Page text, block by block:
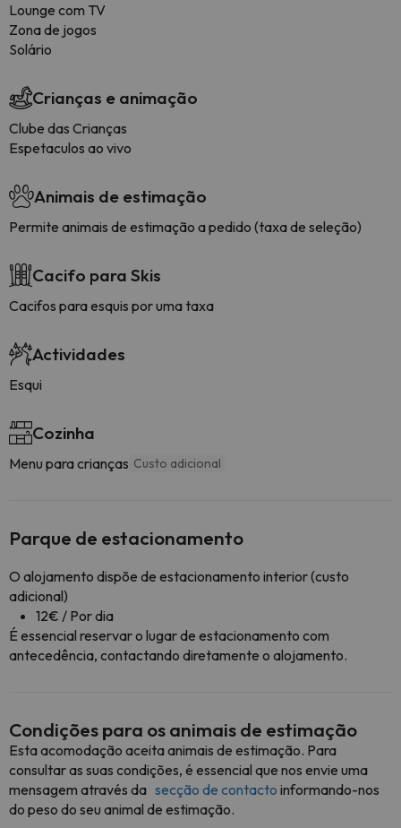
Lounge com TV
Zona de jogos
Solário
Crianças e animação
Clube das Crianças
Espetaculos ao vivo
Animais de estimação
Permite animais de estimação a pedido (taxa de seleção)
Cacifo para Skis
Cacifos para esquis por uma taxa
Actividades
Esqui
Cozinha
Menu para crianças Custo adicional
Parque de estacionamento
O alojamento dispõe de estacionamento interior (custo
adicional)
12€ / Por dia
É essencial reservar o lugar de estacionamento com
antecedência, contactando diretamente o alojamento.
Condições para os animais de estimação
Esta acomodação aceita animais de estimação. Para
consultar as suas condições, é essencial que nos envie uma
mensagem através da secção de contacto informando-nos
do peso do seu animal de estimação.